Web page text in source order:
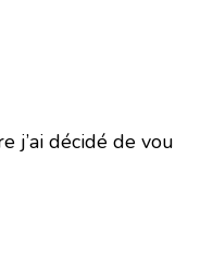
j’ai décidé de vou